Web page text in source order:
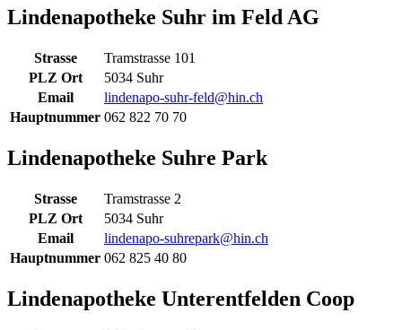
Lindenapotheke Suhr im Feld AG
Strasse
Tramstrasse 101
PLZ Ort
5034 Suhr
Email
lindenapo-suhr-feld@hin.ch
Hauptnummer 062 822 70 70
Lindenapotheke Suhre Park
Strasse
Tramstrasse 2
PLZ Ort
5034 Suhr
Email
lindenapo-suhrepark@hin.ch
Hauptnummer 062 825 40 80
Lindenapotheke Unterentfelden Coop